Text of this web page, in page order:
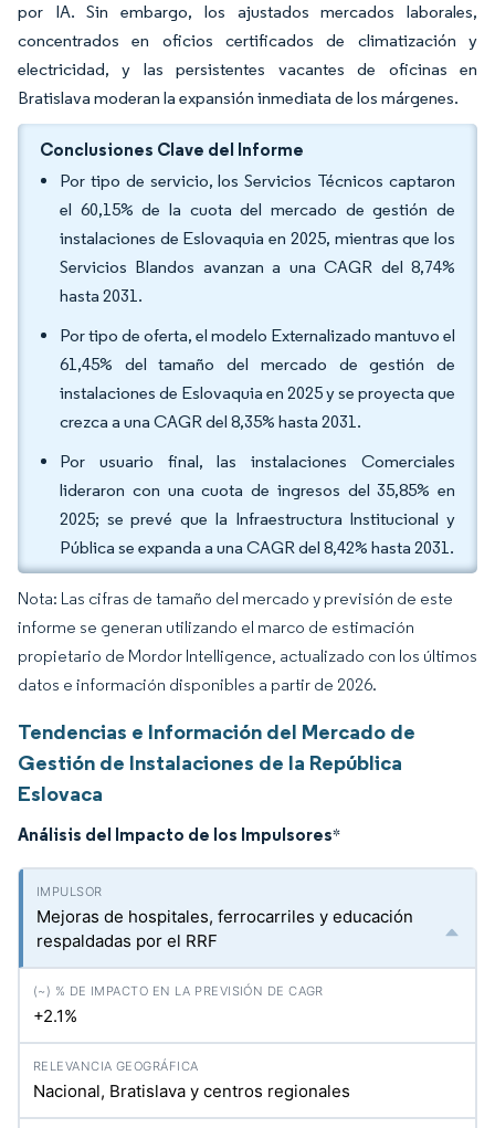
por IA. Sin embargo, los ajustados mercados laborales,
concentrados en oficios certificados de climatización y
electricidad, y las persistentes vacantes de oficinas en
Bratislava moderan la expansión inmediata de los márgenes.
Conclusiones Clave del Informe
Por tipo de servicio, los Servicios Técnicos captaron
el 60,15% de la cuota del mercado de gestión de
instalaciones de Eslovaquia en 2025, mientras que los
Servicios Blandos avanzan a una CAGR del 8,74%
hasta 2031.
Por tipo de oferta, el modelo Externalizado mantuvo el
61,45% del tamaño del mercado de gestión de
instalaciones de Eslovaquia en 2025 y se proyecta que
crezca a una CAGR del 8,35% hasta 2031.
Por usuario final, las instalaciones Comerciales
lideraron con una cuota de ingresos del 35,85% en
2025; se prevé que la Infraestructura Institucional y
Pública se expanda a una CAGR del 8,42% hasta 2031.
Nota: Las cifras de tamaño del mercado y previsión de este
informe se generan utilizando el marco de estimación
propietario de Mordor Intelligence, actualizado con los últimos
datos e información disponibles a partir de 2026.
Tendencias e Información del Mercado de
Gestión de Instalaciones de la República
Eslovaca
Análisis del Impacto de los Impulsores*
Mejoras de hospitales, ferrocarriles y educación
respaldadas por el RRF
+2.1%
Nacional, Bratislava y centros regionales